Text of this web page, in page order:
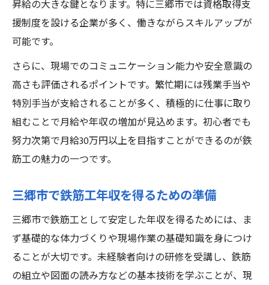
昇給の大きな鍵となります。特に三郷市では資格取得支
援制度を設ける企業が多く、働きながらスキルアップが
可能です。
さらに、現場でのコミュニケーション能力や安全意識の
高さも評価されるポイントです。繁忙期には残業手当や
特別手当が支給されることが多く、積極的に仕事に取り
組むことで月給や年収の増加が見込めます。初心者でも
努力次第で月給30万円以上を目指すことができるのが鉄
筋工の魅力の一つです。
三郷市で鉄筋工年収を得るための準備
三郷市で鉄筋工として安定した年収を得るためには、ま
ず基礎的な体力づくりや現場作業の基礎知識を身につけ
ることが大切です。未経験者向けの研修を受講し、鉄筋
の組立や図面の読み方などの基本技術を学ぶことが、現